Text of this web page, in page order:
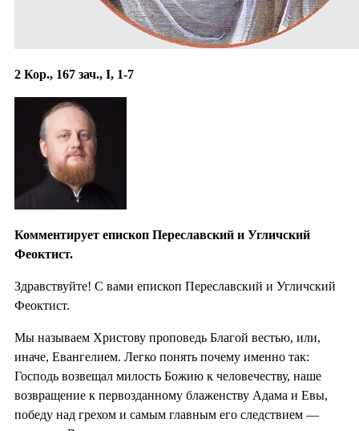
2 Кор., 167 зач., I, 1-7
Комментирует епископ Переславский и Угличский
Феоктист.
Здравствуйте! С вами епископ Переславский и Угличский
Феоктист.
Мы называем Христову проповедь Благой вестью, или,
иначе, Евангелием. Легко понять почему именно так:
Господь возвещал милость Божию к человечеству, наше
возвращение к первозданному блаженству Адама и Евы,
победу над грехом и самым главным его следствием —